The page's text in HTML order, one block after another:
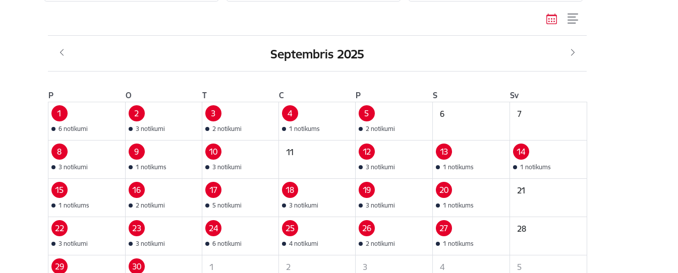
Septembris 2025
P O T C P S
Sv
1
6 notikumi
2
3 notikumi
3
2 notikumi
4
1 notikums
5
2 notikumi
6 7
8
3 notikumi
9
1 notikums
10
3 notikumi
11 12
3 notikumi
13
1 notikums
14
1 notikums
15
1 notikums
16
2 notikumi
17
5 notikumi
18
3 notikumi
19
3 notikumi
20
1 notikums
21
22
3 notikumi
23
3 notikumi
24
6 notikumi
25
4 notikumi
26
2 notikumi
27
1 notikums
28
29 30 1 2 3 4 5